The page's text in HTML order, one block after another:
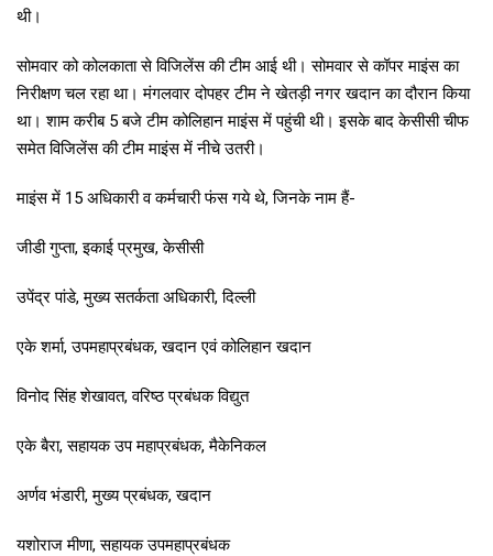
थी।
सोमवार को कोलकाता से विजिलेंस की टीम आई थी। सोमवार से कॉपर माइंस का
निरीक्षण चल रहा था। मंगलवार दोपहर टीम ने खेतड़ी नगर खदान का दौरान किया
था। शाम करीब 5 बजे टीम कोलिहान माइंस में पहुंची थी। इसके बाद केसीसी चीफ
समेत विजिलेंस की टीम माइंस में नीचे उतरी।
माइंस में 15 अधिकारी व कर्मचारी फंस गये थे, जिनके नाम हैं-
जीडी गुप्ता, इकाई प्रमुख, केसीसी
उपेंद्र पांडे, मुख्य सतर्कता अधिकारी, दिल्ली
एके शर्मा, उपमहाप्रबंधक, खदान एवं कोलिहान खदान
विनोद सिंह शेखावत, वरिष्ठ प्रबंधक विद्युत
एके बैरा, सहायक उप महाप्रबंधक, मैकेनिकल
अर्णव भंडारी, मुख्य प्रबंधक, खदान
यशोराज मीणा, सहायक उपमहाप्रबंधक